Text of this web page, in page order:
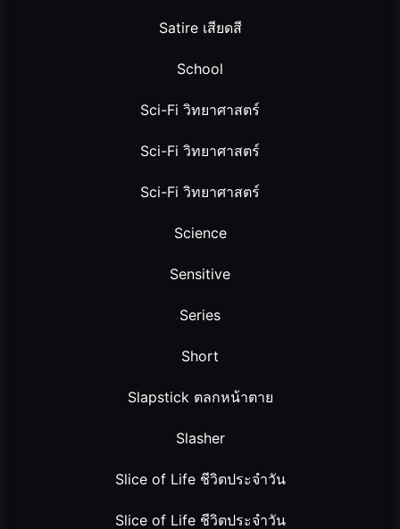
Satire เสียดสี
School
Sci-Fi วิทยาศาสตร์
Sci-Fi วิทยาศาสตร์
Sci-Fi วิทยาศาสตร์
Science
Sensitive
Series
Short
Slapstick ตลกหน้าตาย
Slasher
Slice of Life ชีวิตประจำวัน
Slice of Life ชีวิตประจำวัน